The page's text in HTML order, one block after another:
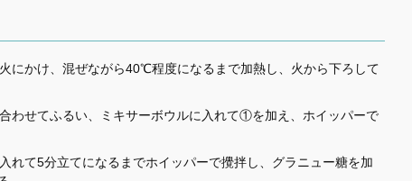
にかけ、混ぜながら40℃程度になるまで加熱し、火から下ろして
わせてふるい、ミキサーボウルに入れて①を加え、ホイッパーで
れて5分立てになるまでホイッパーで攪拌し、グラニュー糖を加